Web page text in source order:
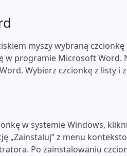
myszy wybraną
w programie Microsoft Word.
Wybierz czcionkę z listy i
w systemie Windows,
„Zainstaluj” z menu
Po zainstalowaniu